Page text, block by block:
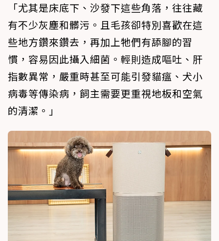
「尤其是床底下、沙發下這些角落，往往藏
有不少灰塵和髒污。且毛孩卻特別喜歡在這
些地方鑽來鑽去，再加上牠們有舔腳的習
慣，容易因此攝入細菌。輕則造成嘔吐、肝
指數異常，嚴重時甚至可能引發貓瘟、犬小
病毒等傳染病，飼主需要更重視地板和空氣
的清潔。」